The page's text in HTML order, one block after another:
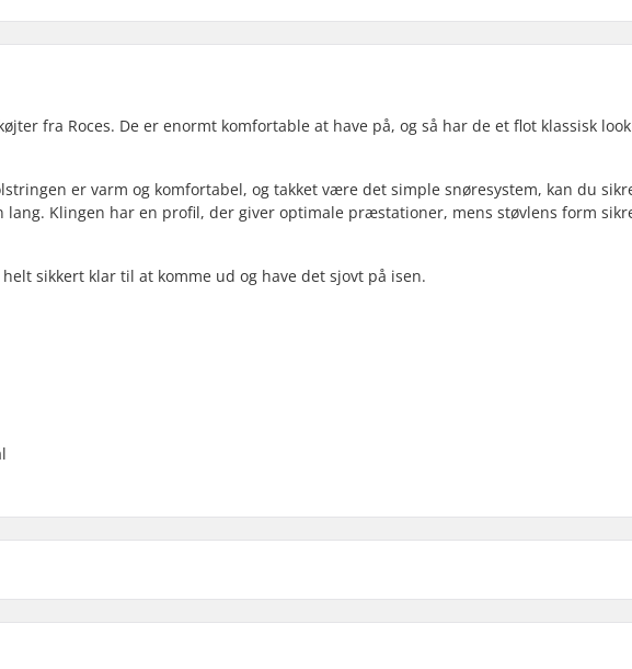
fra Roces. De er enormt komfortable at have på, og så har de et flot klassisk
er varm og komfortabel, og takket være det simple snøresystem, kan du
lang. Klingen har en profil, der giver optimale præstationer, mens støvlens form
sikkert klar til at komme ud og have det sjovt på isen.
Blød
Cuff: